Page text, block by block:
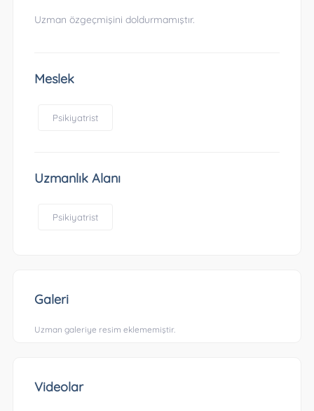
Uzman özgeçmişini doldurmamıştır.
Meslek
Psikiyatrist
Uzmanlık Alanı
Psikiyatrist
Galeri
Uzman galeriye resim eklememiştir.
Videolar